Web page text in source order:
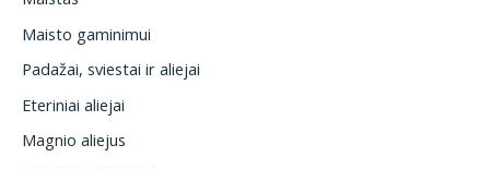
Maisto gaminimui
Padažai, sviestai ir aliejai
Eteriniai aliejai
Magnio aliejus